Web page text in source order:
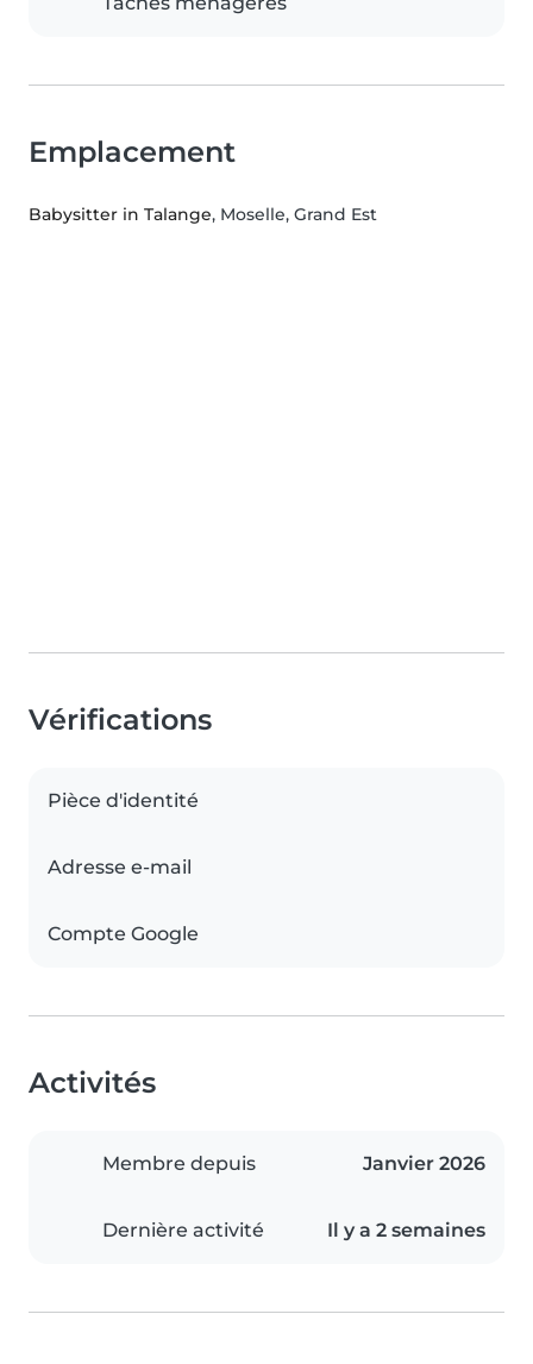
Emplacement
Babysitter in Talange, Moselle, Grand Est
Vérifications
Pièce d'identité
Adresse e-mail
Compte Google
Activités
Membre depuis Janvier 2026
Dernière activité Il y a 2 semaines